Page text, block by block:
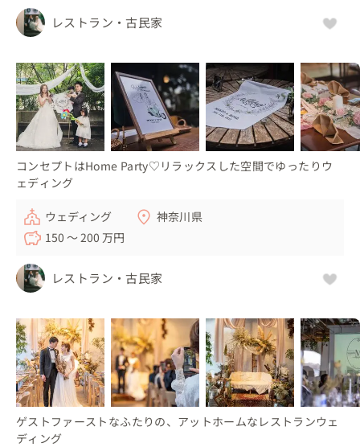
レストラン・古民家
コンセプトはHome Party♡リラックスした空間でゆったりウ
ェディング
ウェディング
神奈川県
150 〜 200 万円
レストラン・古民家
ゲストファーストなふたりの、アットホームなレストランウェ
ディング